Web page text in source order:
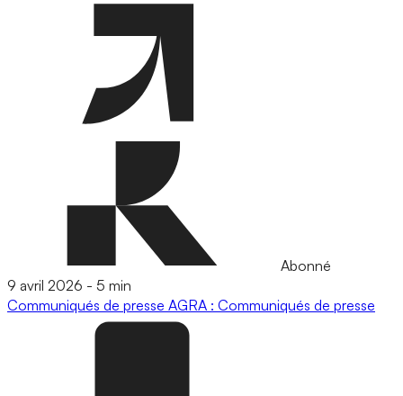
Abonné
9 avril 2026 - 5 min
Communiqués de presse AGRA : Communiqués de presse